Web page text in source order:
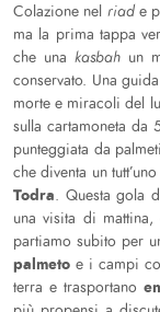
Colazione nel riade
ma la prima tappa
che una kasbah un
conservato. Una
morte e miracoli del
sulla cartamoneta
punteggiata da
che diventa un
Todra. Questa gola
una visita di
partiamo subito per
palmeto e i campi
terra e trasportano